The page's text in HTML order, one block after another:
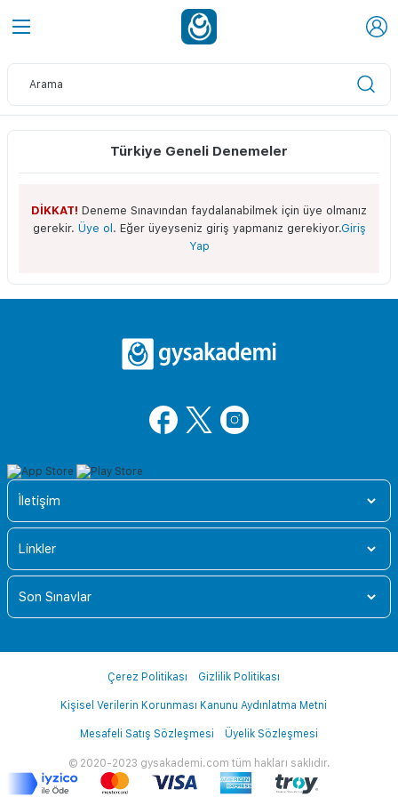
Türkiye Geneli Denemeler
DİKKAT! Deneme Sınavından faydalanabilmek için üye olmanız
gerekir. Üye ol . Eğer üyeyseniz giriş yapmanız gerekiyor.Giriş
Yap
İletişim
Linkler
Son Sınavlar
© 2020-2023 gysakademi.com tüm hakları saklıdır.
Çerez Politikası Gizlilik Politikası
Kişisel Verilerin Korunması Kanunu Aydınlatma Metni
Mesafeli Satış Sözleşmesi Üyelik Sözleşmesi